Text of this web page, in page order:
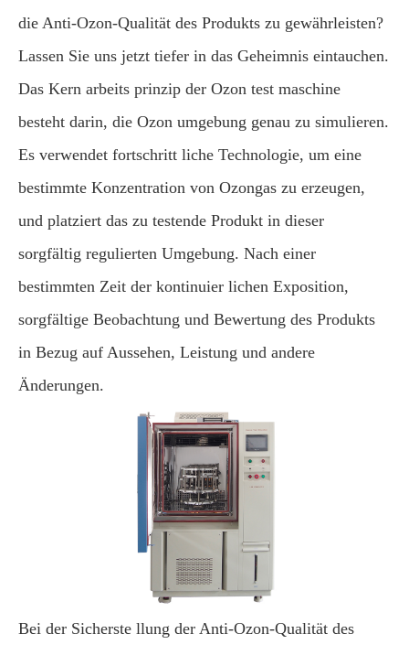
die Anti-Ozon-Qualität des Produkts zu gewährleisten?
Lassen Sie uns jetzt tiefer in das Geheimnis eintauchen.
Das Kern arbeits prinzip der Ozon test maschine
besteht darin, die Ozon umgebung genau zu simulieren.
Es verwendet fortschritt liche Technologie, um eine
bestimmte Konzentration von Ozongas zu erzeugen,
und platziert das zu testende Produkt in dieser
sorgfältig regulierten Umgebung. Nach einer
bestimmten Zeit der kontinuier lichen Exposition,
sorgfältige Beobachtung und Bewertung des Produkts
in Bezug auf Aussehen, Leistung und andere
Änderungen.
Bei der Sicherste llung der Anti-Ozon-Qualität des